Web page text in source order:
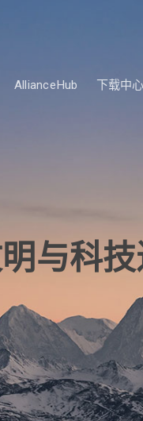
AllianceHub 下载中心
与科